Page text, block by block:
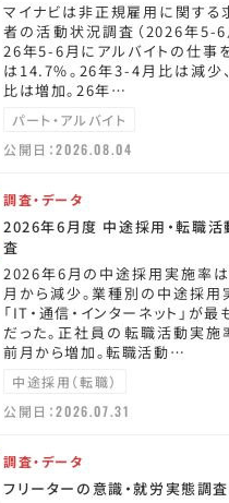
マイナビは非正規雇用に関する
者の活動状況調査（2026年5-6
26年5-6月にアルバイトの仕事
は14.7%。26年3-4月比は減少
比は増加。26年…
パート・アルバイト
公開日：2026.08.04
調査・データ
2026年6月度 中途採用・転職活
査
2026年6月の中途採用実施率
月から減少。業種別の中途採用
「IT・通信・インターネット」が
だった。正社員の転職活動実
前月から増加。転職活動…
中途採用（転職）
公開日：2026.07.31
調査・データ
フリーターの意識・就労実態調査